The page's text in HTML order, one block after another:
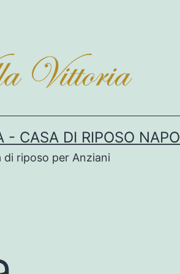
- CASA DI RIPOSO
di riposo per Anziani